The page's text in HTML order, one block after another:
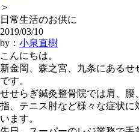
＞
日常生活のお供に
2019/03/10
by： 小泉直樹
こんにちは。
新金岡、森之宮、九条にある
です。
せせらぎ鍼灸整骨院では肩、
指、テニス肘など様々な症状に
います。